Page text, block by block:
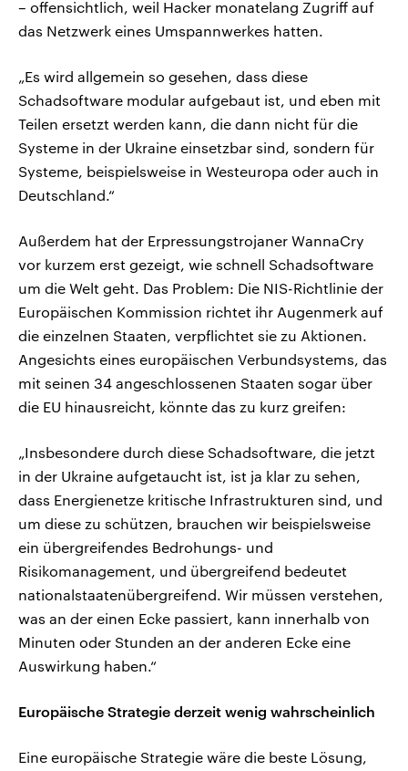
– offensichtlich, weil Hacker monatelang Zugriff auf
das Netzwerk eines Umspannwerkes hatten.
„Es wird allgemein so gesehen, dass diese
Schadsoftware modular aufgebaut ist, und eben mit
Teilen ersetzt werden kann, die dann nicht für die
Systeme in der Ukraine einsetzbar sind, sondern für
Systeme, beispielsweise in Westeuropa oder auch in
Deutschland.“
Außerdem hat der Erpressungstrojaner WannaCry
vor kurzem erst gezeigt, wie schnell Schadsoftware
um die Welt geht. Das Problem: Die NIS-Richtlinie der
Europäischen Kommission richtet ihr Augenmerk auf
die einzelnen Staaten, verpflichtet sie zu Aktionen.
Angesichts eines europäischen Verbundsystems, das
mit seinen 34 angeschlossenen Staaten sogar über
die EU hinausreicht, könnte das zu kurz greifen:
„Insbesondere durch diese Schadsoftware, die jetzt
in der Ukraine aufgetaucht ist, ist ja klar zu sehen,
dass Energienetze kritische Infrastrukturen sind, und
um diese zu schützen, brauchen wir beispielsweise
ein übergreifendes Bedrohungs- und
Risikomanagement, und übergreifend bedeutet
nationalstaatenübergreifend. Wir müssen verstehen,
was an der einen Ecke passiert, kann innerhalb von
Minuten oder Stunden an der anderen Ecke eine
Auswirkung haben.“
Europäische Strategie derzeit wenig wahrscheinlich
Eine europäische Strategie wäre die beste Lösung,